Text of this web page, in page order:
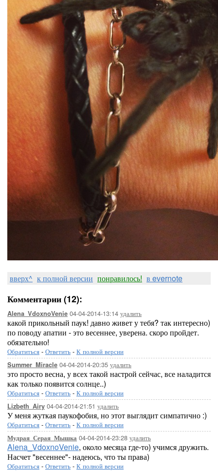
вверх^ к полной версии понравилось! в evernote
Комментарии (12):
Alena_VdoxnoVenie 04-04-2014-13:14 удалить
какой прикольный паук! давно живет у тебя? так интересно)
по поводу апатии - это весеннее, уверена. скоро пройдет.
обязательно!
Обратиться - Ответить - К полной версии
Summer_Miracle 04-04-2014-20:35 удалить
это просто весна, у всех такой настрой сейчас, все наладится
как только появится солнце..)
Обратиться - Ответить - К полной версии
Lizbeth_Airy 04-04-2014-21:51 удалить
У меня жуткая паукофобия, но этот выглядит симпатично :)
Обратиться - Ответить - К полной версии
Мудрая_Серая_Мышка 04-04-2014-23:28 удалить
Alena_VdoxnoVenie, около месяца где-то) учимся дружить.
Насчет "весеннее"- надеюсь, что ты права)
Обратиться - Ответить - К полной версии